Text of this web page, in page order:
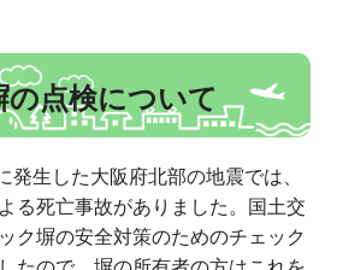
の点検について
生した大阪府北部の地震では、
る死亡事故がありました。国土交
ク塀の安全対策のためのチェック